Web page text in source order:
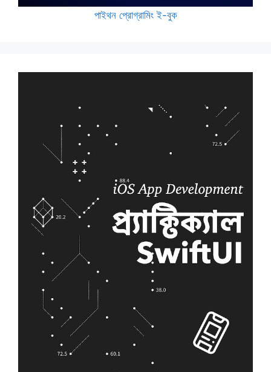
পাইথন প্রোগ্রামিং ই-বুক